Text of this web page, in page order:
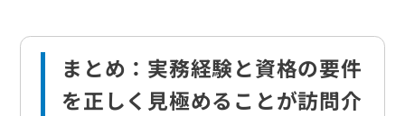
まとめ：実務経験と資格の要件
を正しく見極めることが訪問介